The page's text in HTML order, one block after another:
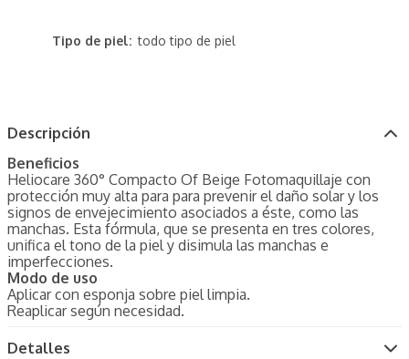
Tipo de piel todo tipo de piel
Descripción
Beneficios
Heliocare 360° Compacto Of Beige Fotomaquillaje con
protección muy alta para para prevenir el daño solar y los
signos de envejecimiento asociados a éste, como las
manchas. Esta fórmula, que se presenta en tres colores,
unifica el tono de la piel y disimula las manchas e
imperfecciones.
Modo de uso
Aplicar con esponja sobre piel limpia.
Reaplicar según necesidad.
Detalles